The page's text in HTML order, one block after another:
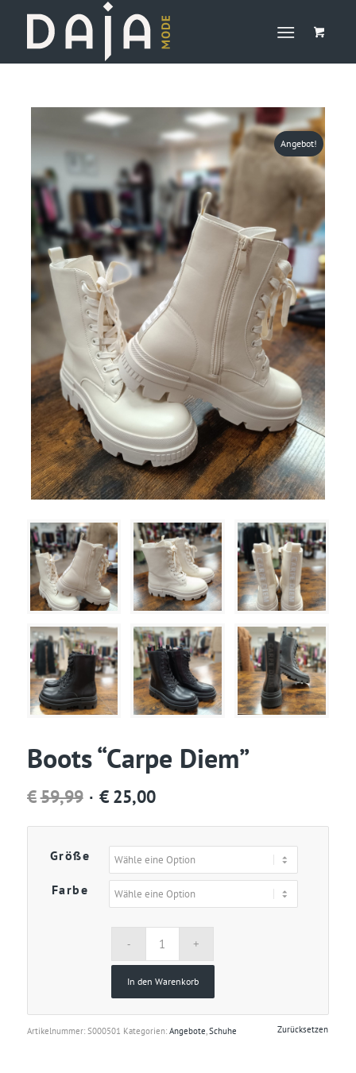
Angebot!
Boots “Carpe Diem”
€59,99 Ursprünglicher
Preis
war:
€59,99
€ 25,00Aktueller
Preis
ist:
€25,00.
Größe
Farbe
Zurücksetzen
In den Warenkorb
Artikelnummer: S000501 Kategorien: Angebote Schuhe